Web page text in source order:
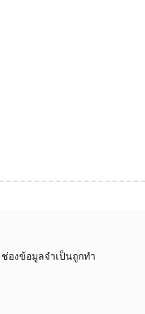
ช่องข้อมูลจำเป็นถูกทำ